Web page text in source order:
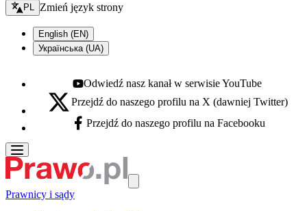
Zmień język - bieżący:
PL Zmień język strony
English (EN)
Українська (UA)
Youtube - otwiera się w nowej karcie
Odwiedź nasz kanał w serwisie YouTube
X - otwiera się w nowej karcie
Przejdź do naszego profilu na X (dawniej Twitter)
Facebook - otwiera się w nowej karcie
Przejdź do naszego profilu na Facebooku
Prawnicy i sądy